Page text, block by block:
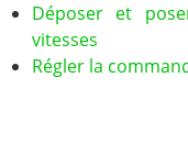
Déposer et
vitesses
Régler la